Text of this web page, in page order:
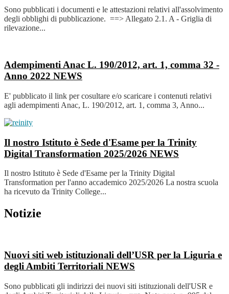
Sono pubblicati i documenti e le attestazioni relativi all'assolvimento
degli obblighi di pubblicazione. ==> Allegato 2.1. A - Griglia di
rilevazione...
Adempimenti Anac L. 190/2012, art. 1, comma 32 -
Anno 2022 NEWS
E' pubblicato il link per cosultare e/o scaricare i contenuti relativi
agli adempimenti Anac, L. 190/2012, art. 1, comma 3, Anno...
Il nostro Istituto è Sede d'Esame per la Trinity
Digital Transformation 2025/2026 NEWS
Il nostro Istituto è Sede d'Esame per la Trinity Digital
Transformation per l'anno accademico 2025/2026 La nostra scuola
ha ricevuto da Trinity College...
Notizie
Nuovi siti web istituzionali dell’USR per la Liguria e
degli Ambiti Territoriali NEWS
Sono pubblicati gli indirizzi dei nuovi siti istituzionali dell'USR e